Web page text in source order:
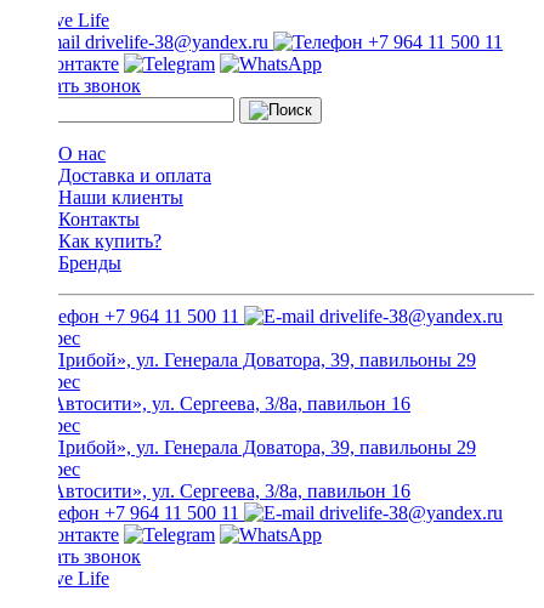
drivelife-38@yandex.ru +7 964 11 500 11
Заказать звонок
О нас
Доставка и оплата
Наши клиенты
Контакты
Как купить?
Бренды
+7 964 11 500 11 drivelife-38@yandex.ru
ТЦ «Прибой», ул. Генерала Доватора, 39, павильоны 29
ТЦ «Автосити», ул. Сергеева, 3/8а, павильон 16
ТЦ «Прибой», ул. Генерала Доватора, 39, павильоны 29
ТЦ «Автосити», ул. Сергеева, 3/8а, павильон 16
+7 964 11 500 11
drivelife-38@yandex.ru
Заказать звонок